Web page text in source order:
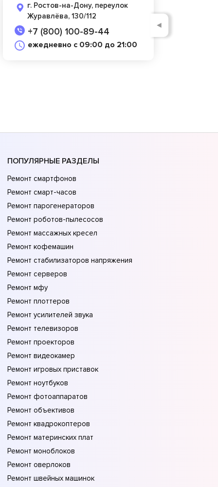
г. Ростов-на-Дону, переулок
Журавлёва, 130/112
+7 (800) 100-89-44
ежедневно с 09:00 до 21:00
◄
ПОПУЛЯРНЫЕ РАЗДЕЛЫ
Ремонт смартфонов
Ремонт смарт-часов
Ремонт парогенераторов
Ремонт роботов-пылесосов
Ремонт массажных кресел
Ремонт кофемашин
Ремонт стабилизаторов напряжения
Ремонт серверов
Ремонт мфу
Ремонт плоттеров
Ремонт усилителей звука
Ремонт телевизоров
Ремонт проекторов
Ремонт видеокамер
Ремонт игровых приставок
Ремонт ноутбуков
Ремонт фотоаппаратов
Ремонт объективов
Ремонт квадрокоптеров
Ремонт материнских плат
Ремонт моноблоков
Ремонт оверлоков
Ремонт швейных машинок